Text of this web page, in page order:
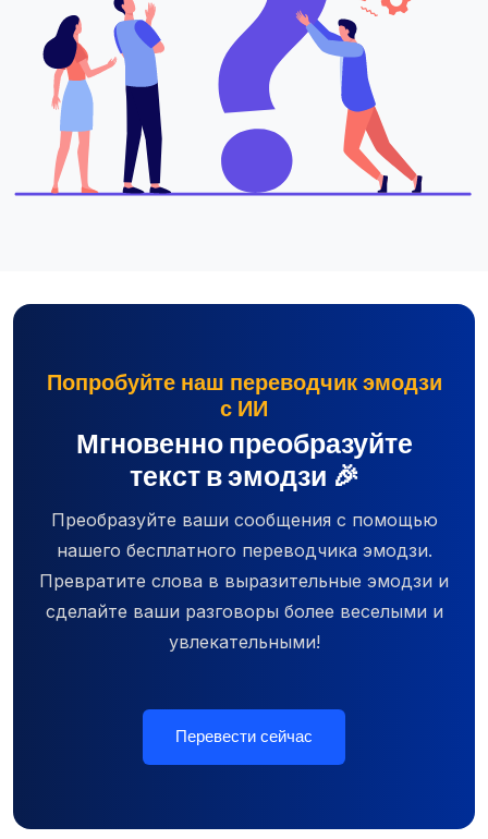
Попробуйте наш переводчик эмодзи
с ИИ
Мгновенно преобразуйте
текст в эмодзи 🎉
Преобразуйте ваши сообщения с помощью
нашего бесплатного переводчика эмодзи.
Превратите слова в выразительные эмодзи и
сделайте ваши разговоры более веселыми и
увлекательными!
Перевести сейчас